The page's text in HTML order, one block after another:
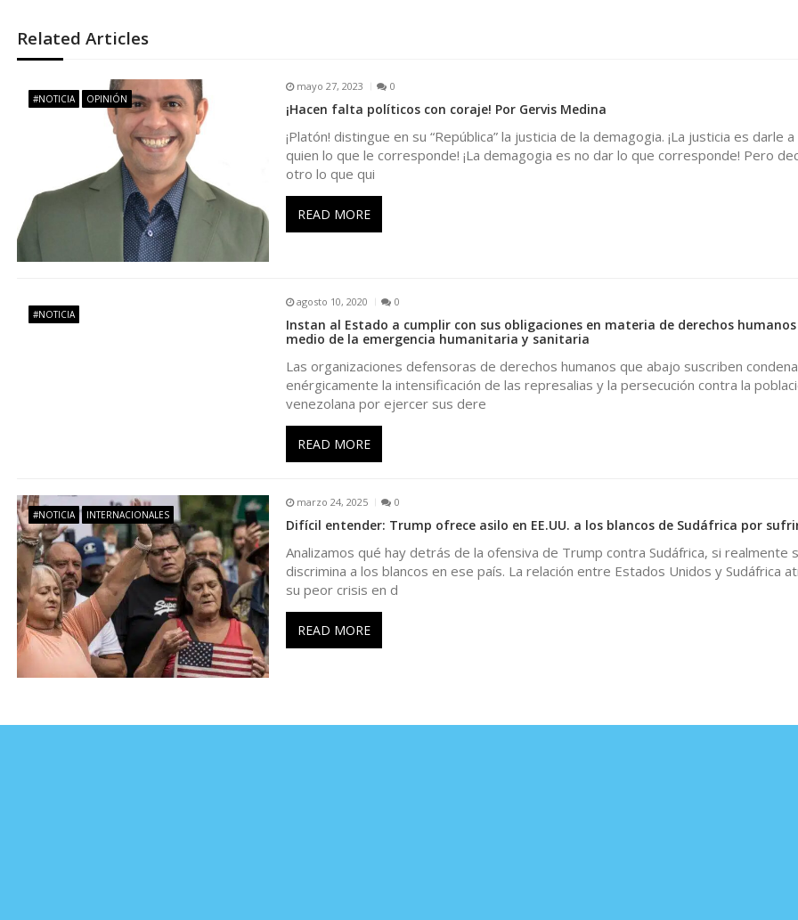
g
a
ó
n
d
t
r
a
d
a
Related Articles
#NOTICIA OPINIÓN
mayo 27, 2023 0
¡Hacen falta políticos con coraje! Por Gervis Medina
¡Platón! distingue en su “República” la justicia de la demagogia. ¡La justicia es darle a
quien lo que le corresponde! ¡La demagogia es no dar lo que corresponde! Pero
otro lo que qui
READ MORE
#NOTICIA
agosto 10, 2020 0
Instan al Estado a cumplir con sus obligaciones en materia de derechos humanos
medio de la emergencia humanitaria y sanitaria
Las organizaciones defensoras de derechos humanos que abajo suscriben
enérgicamente la intensificación de las represalias y la persecución contra la
venezolana por ejercer sus dere
READ MORE
#NOTICIA INTERNACIONALES
marzo 24, 2025 0
Difícil entender: Trump ofrece asilo en EE.UU. a los blancos de Sudáfrica por
Analizamos qué hay detrás de la ofensiva de Trump contra Sudáfrica, si realmente
discrimina a los blancos en ese país. La relación entre Estados Unidos y Sudáfrica
su peor crisis en d
READ MORE